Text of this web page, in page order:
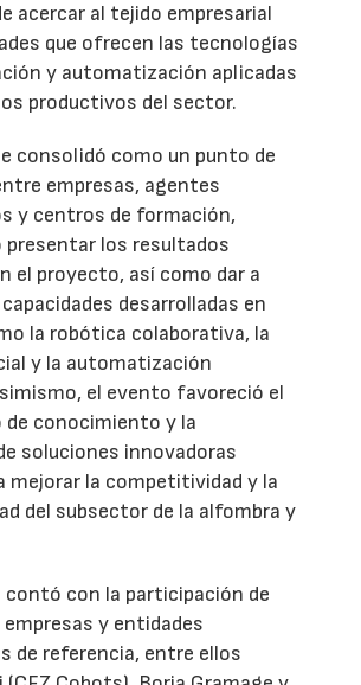
acercar al tejido empresarial
que ofrecen las tecnologías
y automatización aplicadas
productivos del sector.
consolidó como un punto de
empresas, agentes
y centros de formación,
presentar los resultados
el proyecto, así como dar a
desarrolladas en
la robótica colaborativa, la
y la automatización
el evento favoreció el
conocimiento y la
soluciones innovadoras
mejorar la competitividad y la
del subsector de la alfombra y
contó con la participación de
y entidades
de referencia, entre ellos